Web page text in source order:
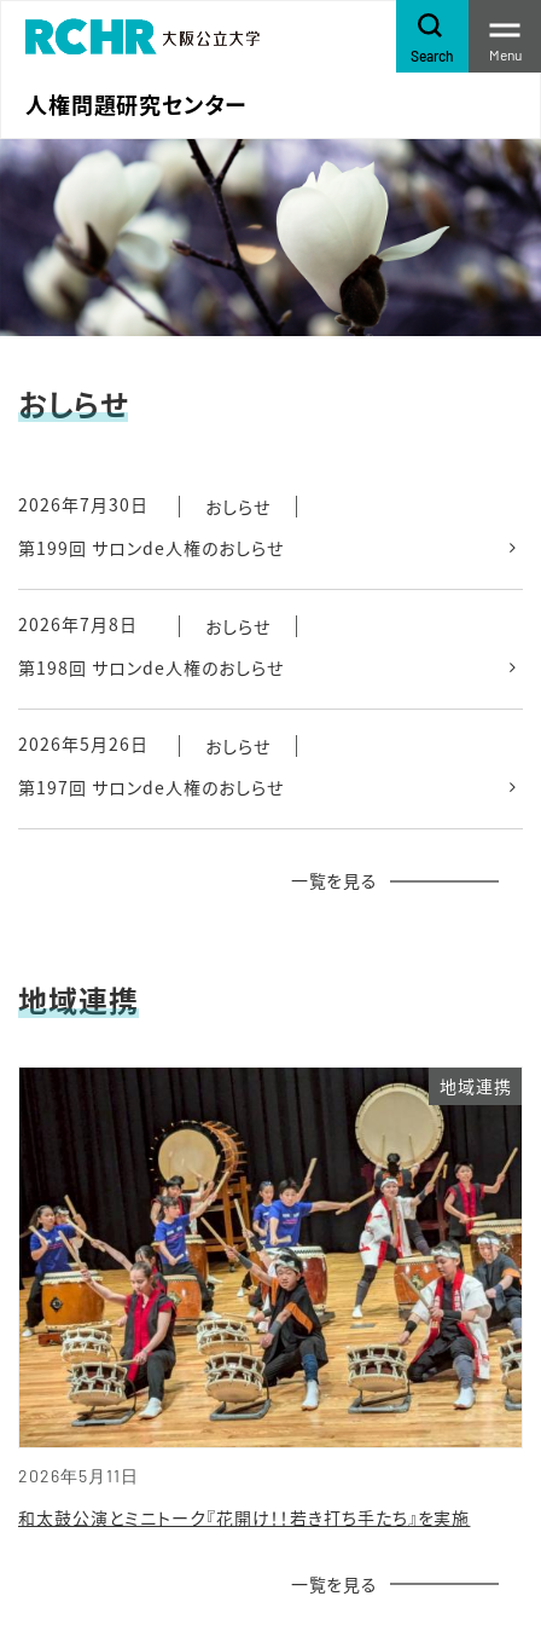
人権問題研究センター
Search Menu
おしらせ
2026年7月30日
おしらせ
第199回 サロンde人権のおしらせ
2026年7月8日
おしらせ
第198回 サロンde人権のおしらせ
2026年5月26日
おしらせ
第197回 サロンde人権のおしらせ
一覧を見る
地域連携
2026年5月11日
地域連携
和太鼓公演とミニトーク『花開け！！若き打ち手たち』を実施
一覧を見る